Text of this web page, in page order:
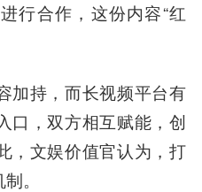
行合作，这份内容“红
加持，而长视频平台有
口，双方相互赋能，创
，文娱价值官认为，打
。